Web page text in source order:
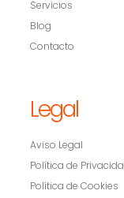
Servicios
Blog
Contacto
Legal
Aviso Legal
Política de
Política de Cookies